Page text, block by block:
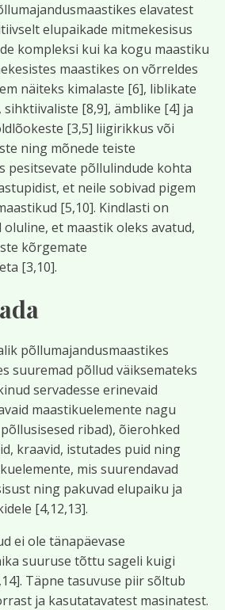
elavatest
elupaikade mitmekesisus
kompleksi kui ka kogu maastiku
maastikes on võrreldes
näiteks kimalaste [6], liblikate
[8,9], ämblike [4] ja
[3,5] liigirikkus või
ning mõnede teiste
pesitsevate põllulindude kohta
et neile sobivad pigem
[5,10]. Kindlasti on
et maastik oleks avatud,
kõrgemate
[3,10].
põllumajandusmaastikes
suuremad põllud väiksemateks
servadesse erinevaid
maastikuelemente nagu
ribad), õierohked
kraavid, istutades puid ning
mis suurendavad
ning pakuvad elupaiku ja
[4,12,13].
ei ole tänapäevase
suuruse tõttu sageli kuigi
Täpne tasuvuse piir sõltub
ja kasutatavatest masinatest.